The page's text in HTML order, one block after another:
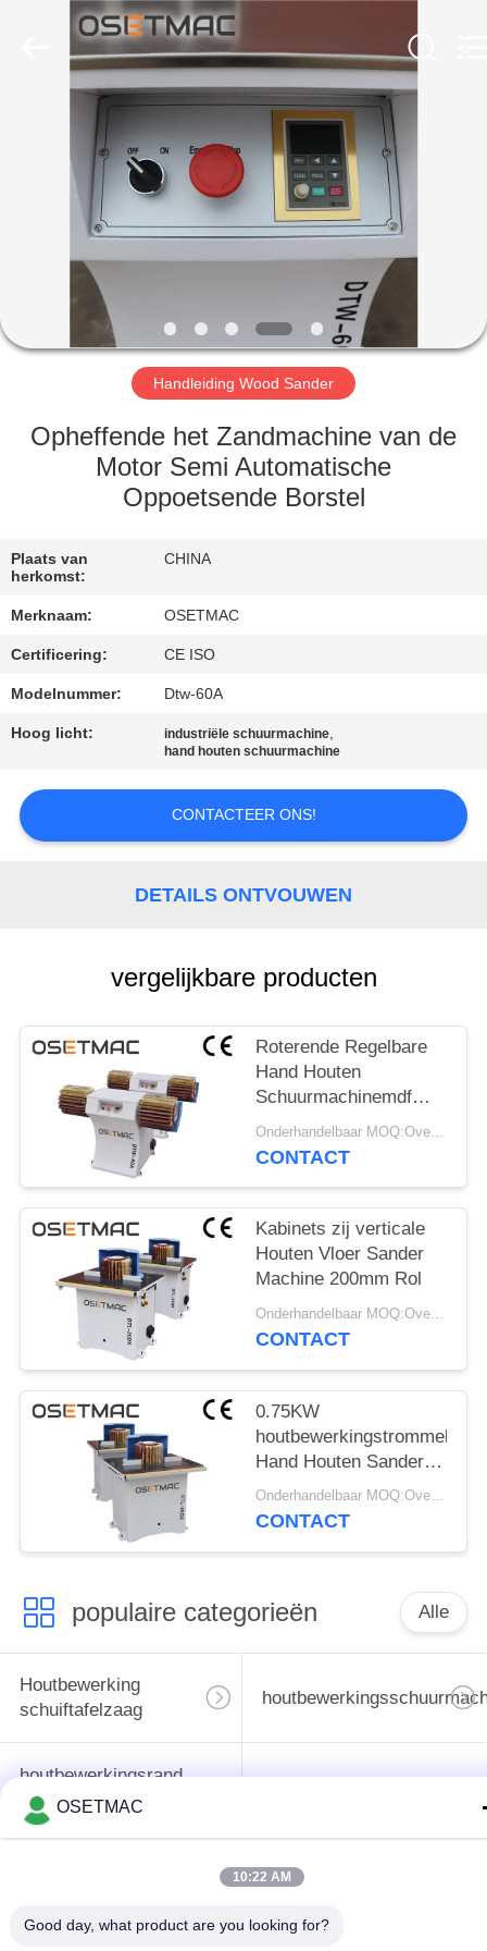
PRODUCTEN
ONGEVEER
FABRIEKSREIS
VERZOEK
OM EEN
SITEMAP
INTERNATIONAL
Handleiding Wood Sander
Opheffende het Zandmachine van de
Motor Semi Automatische
Oppoetsende Borstel
Plaats van
herkomst:
CHINA
Merknaam: OSETMAC
Certificering: CE ISO
Modelnummer: Dtw-60A
Hoog licht: industriële schuurmachine,
hand houten schuurmachine
CONTACTEER ONS!
DETAILS ONTVOUWEN
vergelijkbare producten
Roterende Regelbare
Hand Houten
Schuurmachinemdf
Schijfborstel Pools
Onderhandelbaar MOQ:Overeen te komen
CONTACT
Kabinets zij verticale
Houten Vloer Sander
Machine 200mm Rol
Onderhandelbaar MOQ:Overeen te komen
CONTACT
0.75KW
houtbewerkingstrommel
Hand Houten Sander
For Furniture Stripping Onderhandelbaar MOQ:Overeen te komen
CONTACT
populaire categorieën Alle
Houtbewerking
schuiftafelzaag
houtbewerkingsrand
het verbinden
machine
Sander
OSETMAC
10:22 AM
Good day, what product are you looking for?